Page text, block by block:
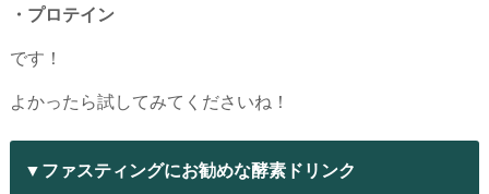
・プロテイン
です！
よかったら試してみてくださいね！
▼ファスティングにお勧めな酵素ドリンク